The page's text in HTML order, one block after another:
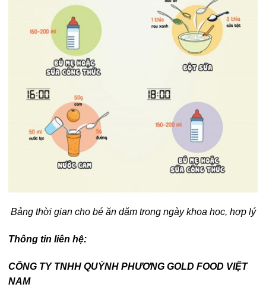
Bảng thời gian cho bé ăn dặm trong ngày khoa học, hợp lý
Thông tin liên hệ:
CÔNG TY TNHH QUỲNH PHƯƠNG GOLD FOOD VIỆT
NAM